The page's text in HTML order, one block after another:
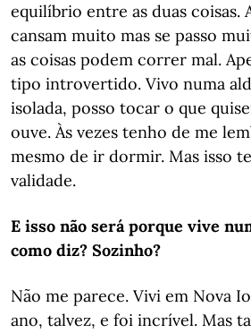
equilíbrio entre as duas coisas.
cansam muito mas se passo
as coisas podem correr mal.
tipo introvertido. Vivo numa
isolada, posso tocar o que
ouve. Às vezes tenho de me
mesmo de ir dormir. Mas isso
validade.
E isso não será porque vive
como diz? Sozinho?
Não me parece. Vivi em Nova
ano, talvez, e foi incrível. Mas